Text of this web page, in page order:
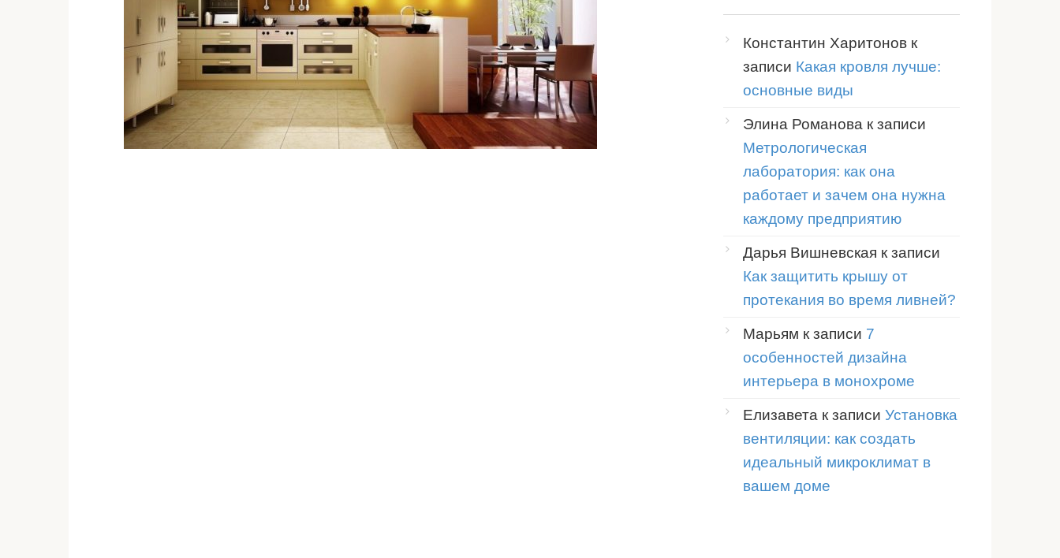
Константин Харитонов к
записи Какая кровля лучше:
основные виды
Элина Романова к записи
Метрологическая
лаборатория: как она
работает и зачем она нужна
каждому предприятию
Дарья Вишневская к записи
Как защитить крышу от
протекания во время ливней?
Марьям к записи 7
особенностей дизайна
интерьера в монохроме
Елизавета к записи Установка
вентиляции: как создать
идеальный микроклимат в
вашем доме